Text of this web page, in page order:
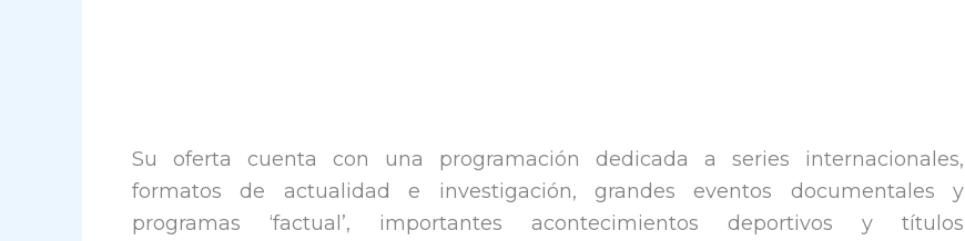
Su oferta cuenta con una programación dedicada a series internacionales,
formatos de actualidad e investigación, grandes eventos documentales y
programas ‘factual’, importantes acontecimientos deportivos y títulos